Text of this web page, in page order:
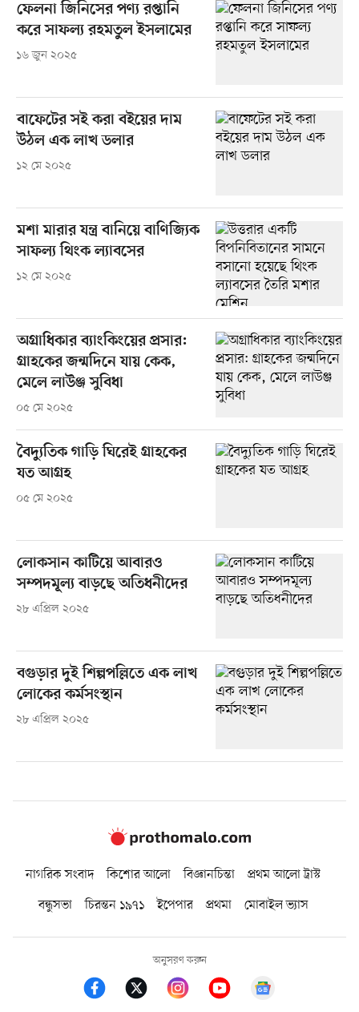
ফেলনা জিনিসের পণ্য রপ্তানি
করে সাফল্য রহমতুল ইসলামের
১৬ জুন ২০২৫
বাফেটের সই করা বইয়ের দাম
উঠল এক লাখ ডলার
১২ মে ২০২৫
মশা মারার যন্ত্র বানিয়ে বাণিজ্যিক
সাফল্য থিংক ল্যাবসের
১২ মে ২০২৫
অগ্রাধিকার ব্যাংকিংয়ের প্রসার:
গ্রাহকের জন্মদিনে যায় কেক,
মেলে লাউঞ্জ সুবিধা
০৫ মে ২০২৫
বৈদ্যুতিক গাড়ি ঘিরেই গ্রাহকের
যত আগ্রহ
০৫ মে ২০২৫
লোকসান কাটিয়ে আবারও
সম্পদমূল্য বাড়ছে অতিধনীদের
২৮ এপ্রিল ২০২৫
বগুড়ার দুই শিল্পপল্লিতে এক লাখ
লোকের কর্মসংস্থান
২৮ এপ্রিল ২০২৫
নাগরিক সংবাদ কিশোর আলো বিজ্ঞানচিন্তা
প্রথম আলো ট্রাস্ট
বন্ধুসভা
চিরন্তন ১৯৭১ ইপেপার প্রথমা মোবাইল ভ্যাস
অনুসরণ করুন